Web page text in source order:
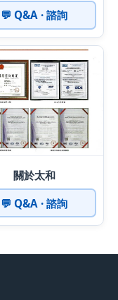
💬 Q&A · 諮詢
關於太和
💬 Q&A · 諮詢